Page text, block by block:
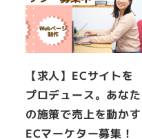
【求人】ECサイトを
プロデュース。あなた
の施策で売上を動かす
ECマーケター募集！